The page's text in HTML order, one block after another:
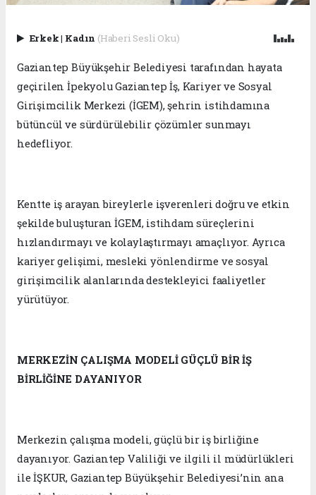
Erkek| Kadın (Haberi Sesli Oku)
Gaziantep Büyükşehir Belediyesi tarafından hayata
geçirilen İpekyolu Gaziantep İş, Kariyer ve Sosyal
Girişimcilik Merkezi (İGEM), şehrin istihdamına
bütüncül ve sürdürülebilir çözümler sunmayı
hedefliyor.
Kentte iş arayan bireylerle işverenleri doğru ve etkin
şekilde buluşturan İGEM, istihdam süreçlerini
hızlandırmayı ve kolaylaştırmayı amaçlıyor. Ayrıca
kariyer gelişimi, mesleki yönlendirme ve sosyal
girişimcilik alanlarında destekleyici faaliyetler
yürütüyor.
MERKEZİN ÇALIŞMA MODELİ GÜÇLÜ BİR İŞ
BİRLİĞİNE DAYANIYOR
Merkezin çalışma modeli, güçlü bir iş birliğine
dayanıyor. Gaziantep Valiliği ve ilgili il müdürlükleri
ile İŞKUR, Gaziantep Büyükşehir Belediyesi’nin ana